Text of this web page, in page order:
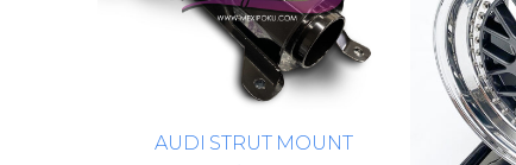
AUDI STRUT MOUNT